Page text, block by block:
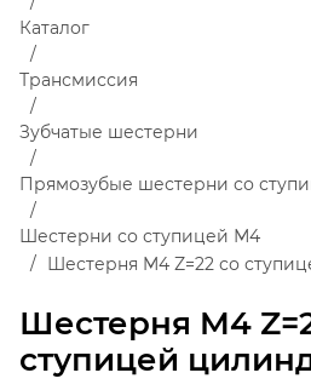
Шестерня M4
ступицей
Каталог
Трансмиссия
Зубчатые шестерни
Прямозубые шестерни со
Шестерни со ступицей М4
Шестерня M4 Z=22 со